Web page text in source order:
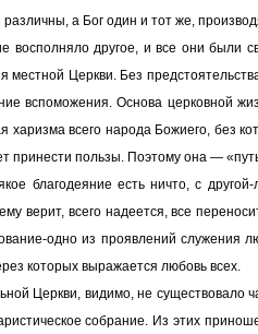
различны, а Бог один и тот же,
восполняло другое, и все они были
местной Церкви. Без
вспоможения. Основа церковной
харизма всего народа Божиего, без
принести пользы. Поэтому она —
благодеяние есть ничто, с
верит, всего надеется, все
одно из проявлений служения
которых выражается любовь всех.
Церкви, видимо, не существовало
собрание. Из этих